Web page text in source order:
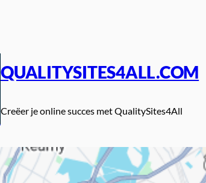
QUALITYSITES4ALL.COM
Creëer je online succes met QualitySites4All